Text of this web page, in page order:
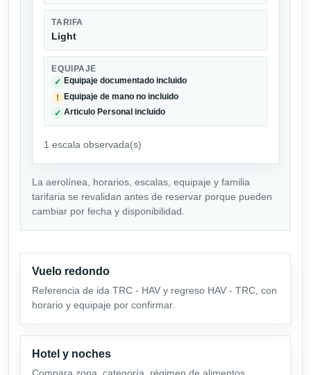
TARIFA
Light
EQUIPAJE
✓ Equipaje documentado incluido
! Equipaje de mano no incluido
✓ Articulo Personal incluido
1 escala observada(s)
La aerolínea, horarios, escalas, equipaje y familia
tarifaria se revalidan antes de reservar porque pueden
cambiar por fecha y disponibilidad.
Vuelo redondo
Referencia de ida TRC - HAV y regreso HAV - TRC, con
horario y equipaje por confirmar.
Hotel y noches